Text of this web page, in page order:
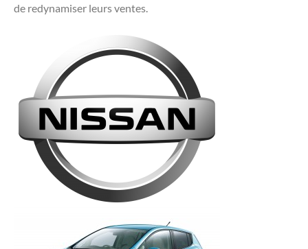
de redynamiser leurs ventes.